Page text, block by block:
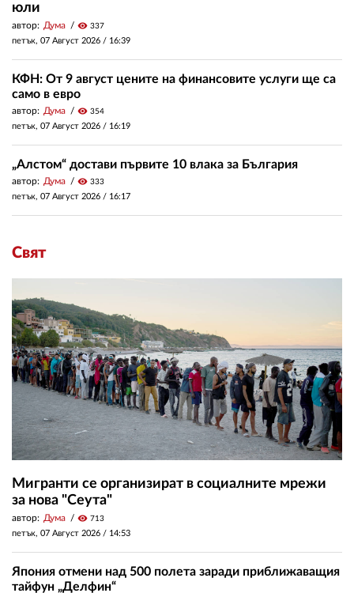
юли
автор: Дума visibility 337
петък, 07 Август 2026 / 16:39
КФН: От 9 август цените на финансовите услуги ще са
само в евро
автор: Дума visibility 354
петък, 07 Август 2026 / 16:19
„Алстом“ достави първите 10 влака за България
автор: Дума visibility 333
петък, 07 Август 2026 / 16:17
Свят
Мигранти се организират в социалните мрежи
за нова "Сеута"
автор: Дума visibility 713
петък, 07 Август 2026 / 14:53
Япония отмени над 500 полета заради приближаващия
тайфун „Делфин“